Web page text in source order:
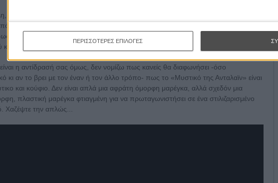
ΠΕΡΙΣΣΟΤΕΡΕΣ ΕΠΙΛΟΓΕΣ
ακόμη κι αν βρείτε την ιστορία τρυφερή και συγκινητική, θα είναι κι αυτό μια
κατανοητή. Το φιλμ του Κρίγκερ δεν φοβάται να γίνει ρομαντικό πέρα από
ως γνωστών, για χρόνια οι άνθρωποι συντηρούν εκδοτικές βιομηχανίες φτηνού ποπ
κινηματογραφικές ταινίες βασισμένες σε βιβλία του Νίκολας Σπαρκς.
η αντίδρασή σας όμως, δεν νομίζω πως κανείς θα διαφωνήσει -όσο
κι αν το βρει με τον έναν ή τον άλλο τρόπο- πως το «Μυστικό της Ανταλαϊν» είναι
και κούφιο. Δεν είναι απλά μια αφράτη όμορφη μαρέγκα, αλλά σχεδόν μια
πλαστική μαρέγκα φτιαγμένη για να πρωταγωνιστήσει σε ένα στιλιζαρισμένο
Χαζέψτε την απλώς...